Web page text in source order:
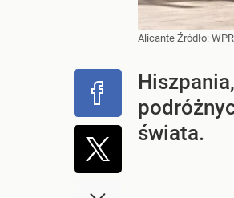
Alicante Źródło:
świata.